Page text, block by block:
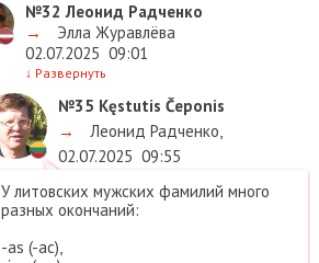
№32 Леонид Радченко
→
Элла Журавлёва
02.07.2025 09:01
↓ Развернуть
№35 Kęstutis Čeponis
→
Леонид Радченко,
02.07.2025 09:55
У литовских мужских фамилий много
разных окончаний:
-as (-ас),